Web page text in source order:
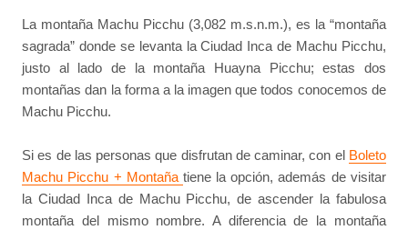
La montaña Machu Picchu (3,082 m.s.n.m.), es la “montaña
sagrada” donde se levanta la Ciudad Inca de Machu Picchu,
justo al lado de la montaña Huayna Picchu; estas dos
montañas dan la forma a la imagen que todos conocemos de
Machu Picchu.
Si es de las personas que disfrutan de caminar, con el Boleto
Machu Picchu + Montaña tiene la opción, además de visitar
la Ciudad Inca de Machu Picchu, de ascender la fabulosa
montaña del mismo nombre. A diferencia de la montaña